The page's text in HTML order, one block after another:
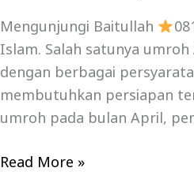
Mengunjungi Baitullah
Islam. Salah satunya umroh
dengan berbagai
membutuhkan persiapan
umroh pada bulan April,
Read More »